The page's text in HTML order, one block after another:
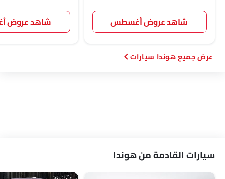
شاهد عروض أغسطس شاهد عروض
هوندا سيارات
سيارات القادمة من هوندا